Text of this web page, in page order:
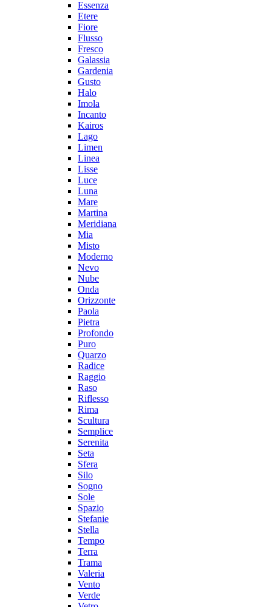
Essenza
Etere
Fiore
Flusso
Fresco
Galassia
Gardenia
Gusto
Halo
Imola
Incanto
Kairos
Lago
Limen
Linea
Lisse
Luce
Luna
Mare
Martina
Meridiana
Mia
Misto
Moderno
Nevo
Nube
Onda
Orizzonte
Paola
Pietra
Profondo
Puro
Quarzo
Radice
Raggio
Raso
Riflesso
Rima
Scultura
Semplice
Serenita
Seta
Sfera
Silo
Sogno
Sole
Spazio
Stefanie
Stella
Tempo
Terra
Trama
Valeria
Vento
Verde